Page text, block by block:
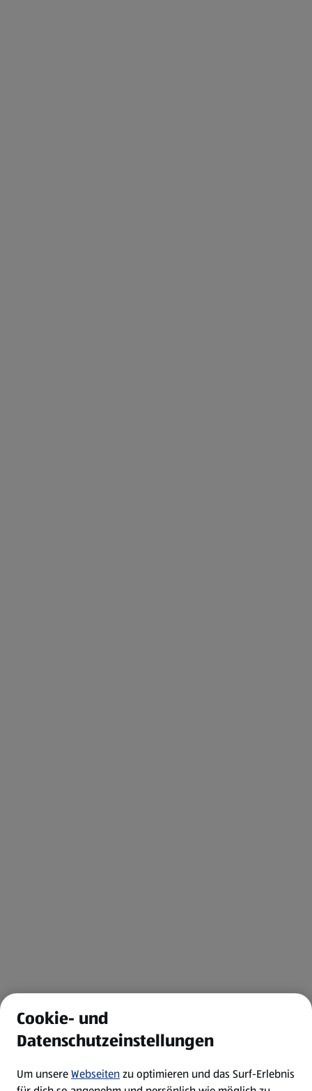
Cookie- und
Datenschutzeinstellungen
Um unsereWebseitenzu optimieren und das Surf-Erlebnis